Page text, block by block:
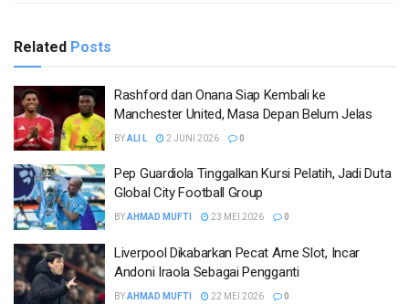
Related Posts
Rashford dan Onana Siap Kembali ke
Manchester United, Masa Depan Belum Jelas
BYALI L 2 JUNI 2026 0
Pep Guardiola Tinggalkan Kursi Pelatih, Jadi Duta
Global City Football Group
BYAHMAD MUFTI 23 MEI 2026 0
Liverpool Dikabarkan Pecat Arne Slot, Incar
Andoni Iraola Sebagai Pengganti
BYAHMAD MUFTI 22 MEI 2026 0